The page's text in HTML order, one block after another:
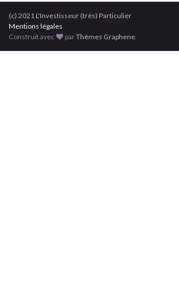
(c) 2021 L'Investisseur (très) Particulier
Mentions légales
Construit avec
parThèmes Graphene